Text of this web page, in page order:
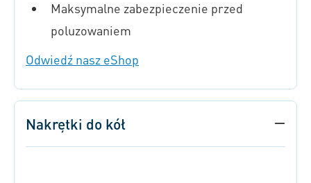
Maksymalne zabezpieczenie przed
poluzowaniem
Odwiedź nasz eShop
Nakrętki do kół